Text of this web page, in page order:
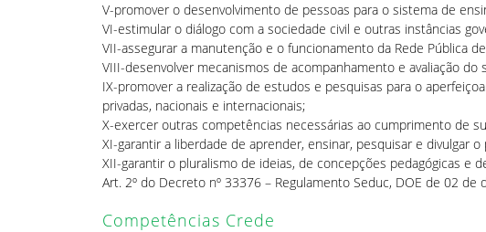
V-promover o desenvolvimento de pessoas para o sistema de
VI-estimular o diálogo com a sociedade civil e outras instâncias
VII-assegurar a manutenção e o funcionamento da Rede Pública
VIII-desenvolver mecanismos de acompanhamento e avaliação
IX-promover a realização de estudos e pesquisas para o
privadas, nacionais e internacionais;
X-exercer outras competências necessárias ao cumprimento de
XI-garantir a liberdade de aprender, ensinar, pesquisar e divulgar
XII-garantir o pluralismo de ideias, de concepções pedagógicas e
Art. 2º do Decreto nº 33376 – Regulamento Seduc, DOE de 02 de
Competências Crede